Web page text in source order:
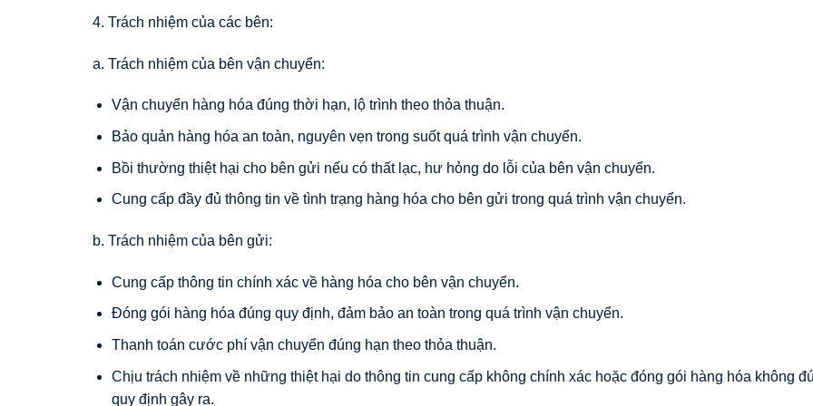
4. Trách nhiệm của các bên:
a. Trách nhiệm của bên vận chuyển:
Vận chuyển hàng hóa đúng thời hạn, lộ trình theo thỏa thuận.
Bảo quản hàng hóa an toàn, nguyên vẹn trong suốt quá trình vận chuyển.
Bồi thường thiệt hại cho bên gửi nếu có thất lạc, hư hỏng do lỗi của bên vận chuyển.
Cung cấp đầy đủ thông tin về tình trạng hàng hóa cho bên gửi trong quá trình vận chuyển.
b. Trách nhiệm của bên gửi:
Cung cấp thông tin chính xác về hàng hóa cho bên vận chuyển.
Đóng gói hàng hóa đúng quy định, đảm bảo an toàn trong quá trình vận chuyển.
Thanh toán cước phí vận chuyển đúng hạn theo thỏa thuận.
Chịu trách nhiệm về những thiệt hại do thông tin cung cấp không chính xác hoặc đóng gói hàng hóa không
quy định gây ra.